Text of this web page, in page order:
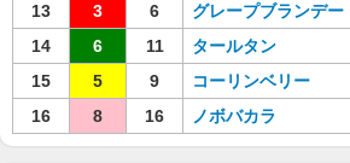
13
3 6 グレープブランデー
14
6 11 タールタン
15
5 9 コーリンベリー
16
8 16 ノボバカラ